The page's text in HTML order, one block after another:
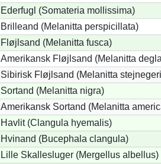
Ederfugl (Somateria mollissima)
Brilleand (Melanitta perspicillata)
Fløjlsand (Melanitta fusca)
Amerikansk Fløjlsand (Melanitta
Sibirisk Fløjlsand (Melanitta
Sortand (Melanitta nigra)
Amerikansk Sortand (Melanitta
Havlit (Clangula hyemalis)
Hvinand (Bucephala clangula)
Lille Skallesluger (Mergellus albellus)